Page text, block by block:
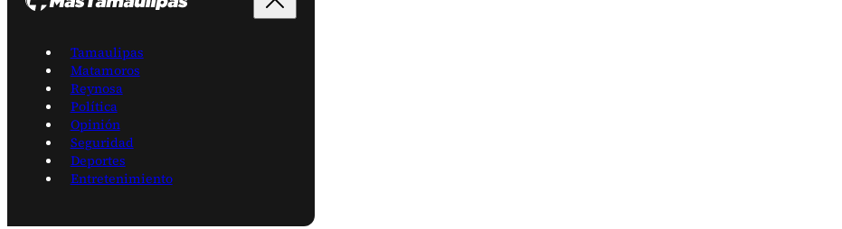
Tamaulipas
Matamoros
Reynosa
Política
Opinión
Seguridad
Deportes
Entretenimiento